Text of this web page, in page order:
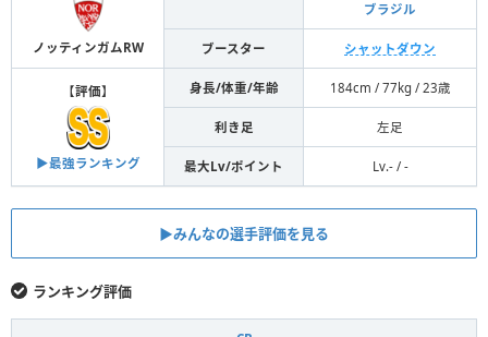
ノッティンガムRW
ブラジル
ブースター シャットダウン
【評価】
▶︎最強ランキング
身長/体重/年齢 184cm / 77kg / 23歳
利き足 左足
最大Lv/ポイント Lv.- / -
▶︎みんなの選手評価を見る
ランキング評価